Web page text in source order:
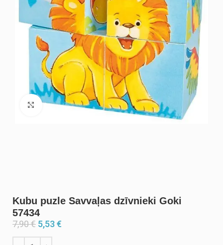
Noklikšķiniet, lai palielinātu
Kubu puzle Savvaļas dzīvnieki Goki
57434
7,90€ 5,53€